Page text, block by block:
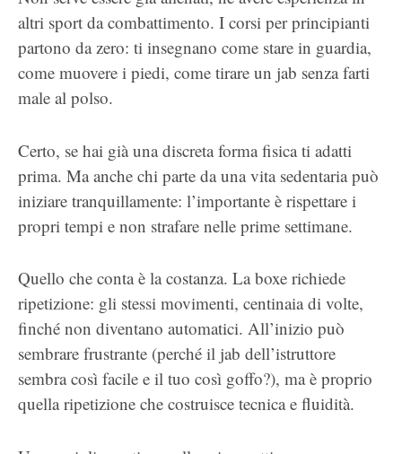
altri sport da combattimento. I corsi per principianti
partono da zero: ti insegnano come stare in guardia,
come muovere i piedi, come tirare un jab senza farti
male al polso.
Certo, se hai già una discreta forma fisica ti adatti
prima. Ma anche chi parte da una vita sedentaria può
iniziare tranquillamente: l’importante è rispettare i
propri tempi e non strafare nelle prime settimane.
Quello che conta è la costanza. La boxe richiede
ripetizione: gli stessi movimenti, centinaia di volte,
finché non diventano automatici. All’inizio può
sembrare frustrante (perché il jab dell’istruttore
sembra così facile e il tuo così goffo?), ma è proprio
quella ripetizione che costruisce tecnica e fluidità.